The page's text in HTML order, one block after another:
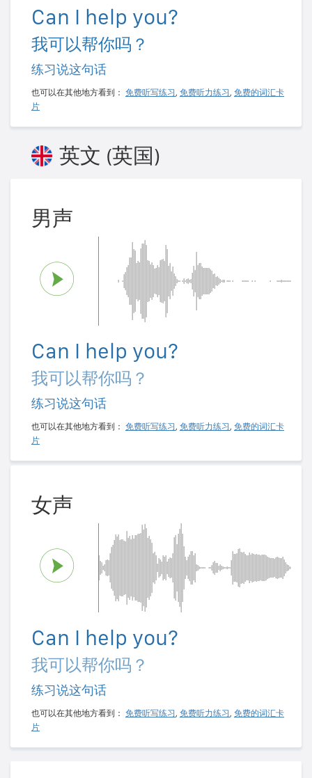
Can I help you?
我可以帮你吗？
练习说这句话
也可以在其他地方看到： 免费听写练习 , 免费听力练习 , 免费的词汇卡
片
英文 (英国)
男声
Can I help you?
我可以帮你吗？
练习说这句话
也可以在其他地方看到： 免费听写练习 , 免费听力练习 , 免费的词汇卡
片
女声
Can I help you?
我可以帮你吗？
练习说这句话
也可以在其他地方看到： 免费听写练习, 免费听力练习, 免费的词汇卡
片